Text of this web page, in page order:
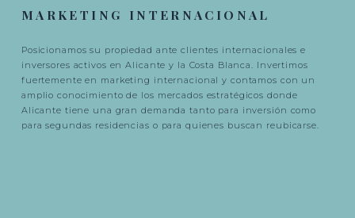
MARKETING INTERNACIONAL
Posicionamos su propiedad ante clientes internacionales e
inversores activos en Alicante y la Costa Blanca. Invertimos
fuertemente en marketing internacional y contamos con un
amplio conocimiento de los mercados estratégicos donde
Alicante tiene una gran demanda tanto para inversión como
para segundas residencias o para quienes buscan reubicarse.